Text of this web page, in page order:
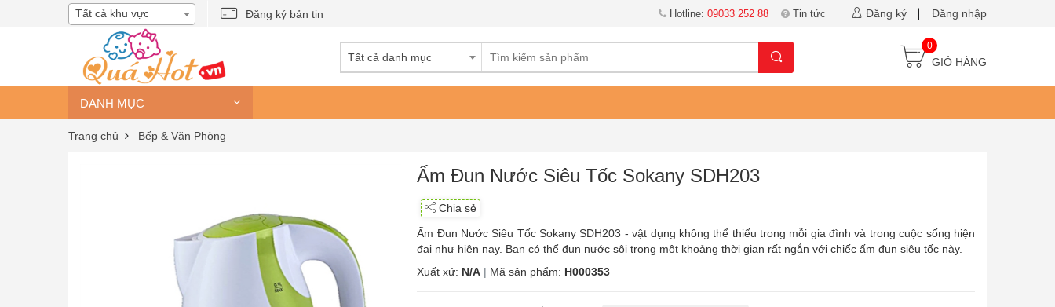
Tất cả khu vực Đăng ký bản tin Hotline: 09033 252 88 Tin tức Đăng ký Đăng nhập
Tất cả danh mục
0
GIỎ HÀNG
DANH MỤC
Trang chủ Bếp & Văn Phòng
Ấm Đun Nước Siêu Tốc Sokany SDH203
Chia sẻ
Ấm Đun Nước Siêu Tốc Sokany SDH203 - vật dụng không thể thiếu trong mỗi gia đình và trong cuộc sống hiện
đại như hiện nay. Bạn có thể đun nước sôi trong một khoảng thời gian rất ngắn với chiếc ấm đun siêu tốc này.
Xuất xứ: N/A | Mã sản phẩm: H000353